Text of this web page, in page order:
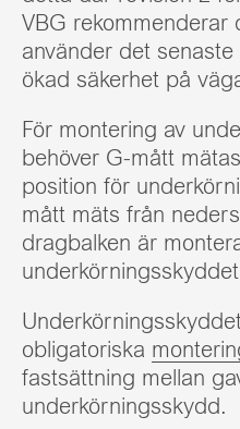
VBG rekommenderar
använder det senaste
ökad säkerhet på
För montering av
behöver G-mått
position för
mått mäts från
dragbalken är
obligatoriska
fastsättning mellan
underkörningsskydd.